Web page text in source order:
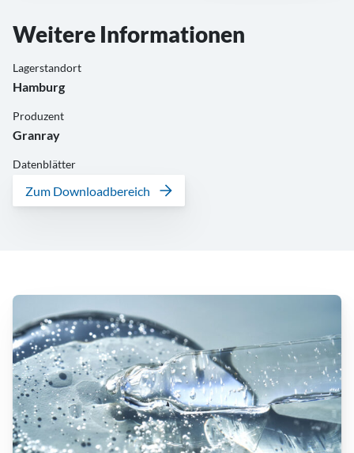
Weitere Informationen
Lagerstandort
Hamburg
Produzent
Granray
Datenblätter
Zum Downloadbereich